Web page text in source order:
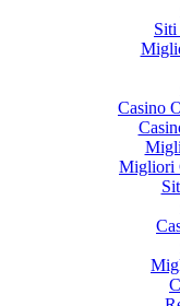
Casino
Migliori